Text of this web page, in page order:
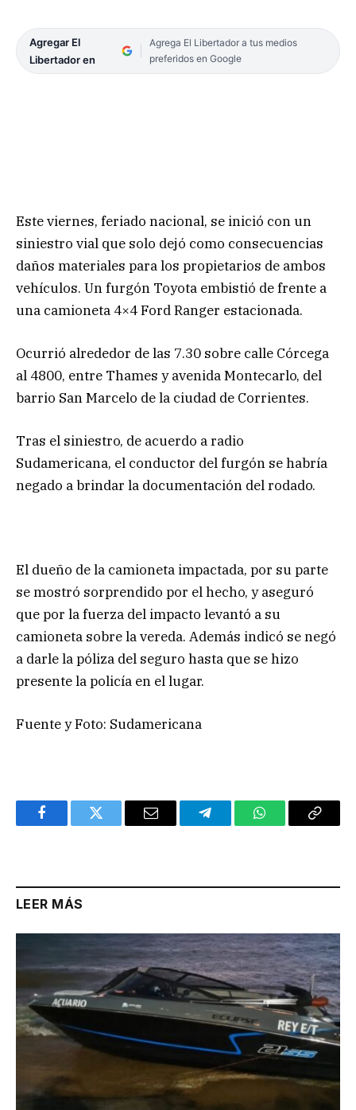
Agregar El
Libertador en
Agrega El Libertador a tus medios
preferidos en Google
Este viernes, feriado nacional, se inició con un
siniestro vial que solo dejó como consecuencias
daños materiales para los propietarios de ambos
vehículos. Un furgón Toyota embistió de frente a
una camioneta 4×4 Ford Ranger estacionada.
Ocurrió alrededor de las 7.30 sobre calle Córcega
al 4800, entre Thames y avenida Montecarlo, del
barrio San Marcelo de la ciudad de Corrientes.
Tras el siniestro, de acuerdo a radio
Sudamericana, el conductor del furgón se habría
negado a brindar la documentación del rodado.
El dueño de la camioneta impactada, por su parte
se mostró sorprendido por el hecho, y aseguró
que por la fuerza del impacto levantó a su
camioneta sobre la vereda. Además indicó se negó
a darle la póliza del seguro hasta que se hizo
presente la policía en el lugar.
Fuente y Foto: Sudamericana
FacebookTwitter Email TelegramWhatsAppCopy
LEER MÁS